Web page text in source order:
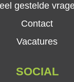
gestelde
Contact
Vacatures
SOCIAL